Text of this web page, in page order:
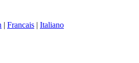
| Francais | Italiano